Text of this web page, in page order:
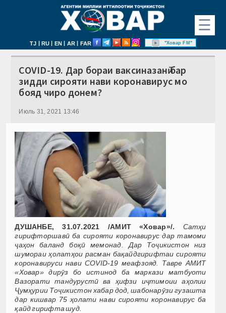
☰
TJ | RU | EN | AR | FAR "Ховар FM"
COVID-19. Дар бораи ваксиназанӣ бар
зидди сирояти нави коронавирус мо
бояд чиро донем?
Июль 31, 2021 13:46
ДУШАНБЕ, 31.07.2021 /АМИТ «Ховар»/.
Сатҳи
гирифторшавӣ ба сирояти коронавирус дар тамоми
ҷаҳон баланд боқӣ мемонад. Дар Тоҷикистон низ
шумораи ҳолатҳои расман бақайдгирифтаи сирояти
коронавируси нави COVID-19 меафзояд. Тавре АМИТ
«Ховар» дирӯз бо истинод ба маркази матбуоти
Вазорати тандурустӣ ва ҳифзи иҷтимоии аҳолии
Ҷумҳурии Тоҷикистон хабар дод, шабонарӯзи гузашта
дар кишвар 75 ҳолати нави сирояти коронавирус ба
қайд гирифта шуд.